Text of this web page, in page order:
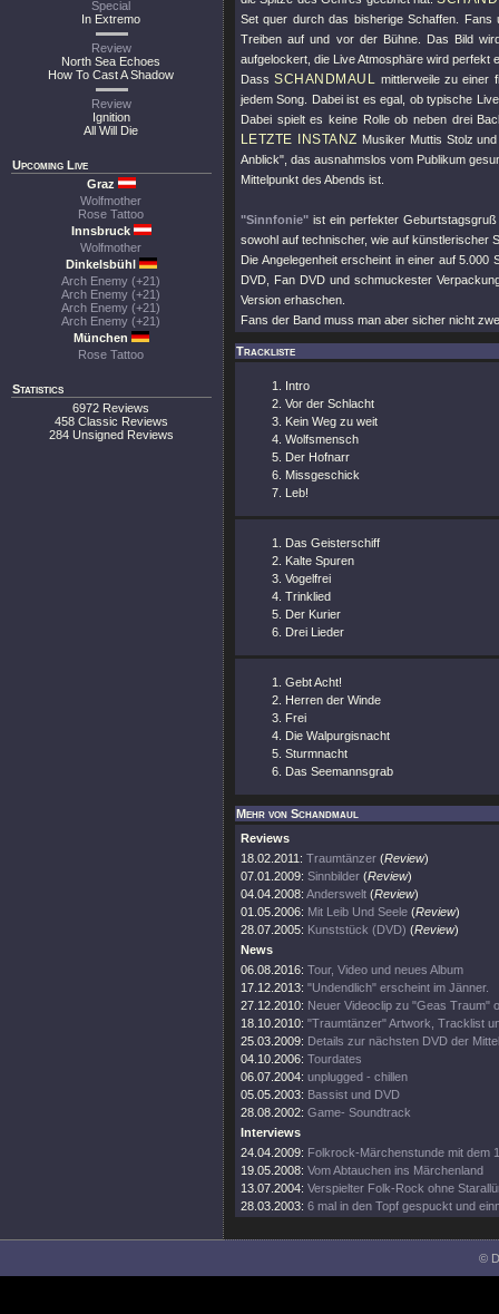
Special
In Extremo
Review
North Sea Echoes
How To Cast A Shadow
Review
Ignition
All Will Die
Upcoming Live
Graz
Wolfmother
Rose Tattoo
Innsbruck
Wolfmother
Dinkelsbühl
Arch Enemy (+21)
Arch Enemy (+21)
Arch Enemy (+21)
Arch Enemy (+21)
München
Rose Tattoo
Statistics
6972 Reviews
458 Classic Reviews
284 Unsigned Reviews
Set quer durch das bisherige Schaffen.
Treiben auf und vor der Bühne. Das Bild
aufgelockert, die Live Atmosphäre wird perfekt
DassSCHANDMAUL mittlerweile zu einer
jedem Song. Dabei ist es egal, ob typische
Dabei spielt es keine Rolle ob neben drei
LETZTE INSTANZ Musiker Muttis Stolz
Anblick" , das ausnahmslos vom Publikum
Mittelpunkt des Abends ist.
"Sinnfonie" ist ein perfekter
sowohl auf technischer, wie auf künstlerischer
Die Angelegenheit erscheint in einer auf 5.000
DVD, Fan DVD und schmuckester
Version erhaschen.
Fans der Band muss man aber sicher nicht
Trackliste
Intro
Vor der Schlacht
Kein Weg zu weit
Wolfsmensch
Der Hofnarr
Missgeschick
Leb!
Das Geisterschiff
Kalte Spuren
Vogelfrei
Trinklied
Der Kurier
Drei Lieder
Gebt Acht!
Herren der Winde
Frei
Die Walpurgisnacht
Sturmnacht
Das Seemannsgrab
Mehr von Schandmaul
Reviews
18.02.2011: Traumtänzer (Review)
07.01.2009: Sinnbilder (Review)
04.04.2008: Anderswelt (Review)
01.05.2006: Mit Leib Und Seele (Review)
28.07.2005: Kunststück (DVD) (Review)
News
06.08.2016: Tour, Video und neues Album
17.12.2013: "Undendlich" erscheint im Jänner.
27.12.2010: Neuer Videoclip zu "Geas Traum"
18.10.2010: "Traumtänzer" Artwork, Tracklist
25.03.2009: Details zur nächsten DVD der
04.10.2006: Tourdates
06.07.2004: unplugged - chillen
05.05.2003: Bassist und DVD
28.08.2002: Game- Soundtrack
Interviews
24.04.2009: Folkrock-Märchenstunde mit dem
19.05.2008: Vom Abtauchen ins Märchenland
13.07.2004: Verspielter Folk-Rock ohne
28.03.2003: 6 mal in den Topf gespuckt und
©